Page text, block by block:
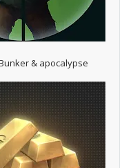
& apocalypse